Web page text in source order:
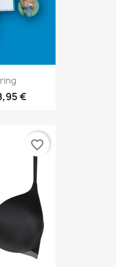
€
favorite_border